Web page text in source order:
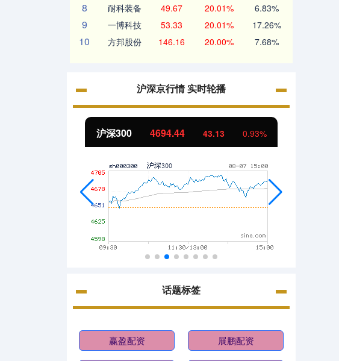
8 耐科装备 49.67 20.01% 6.83%
9 一博科技 53.33 20.01% 17.26%
10 方邦股份 146.16 20.00% 7.68%
沪深京行情 实时轮播
北证50 1134.24 11.37 1.01%
话题标签
赢盈配资 展鹏配资